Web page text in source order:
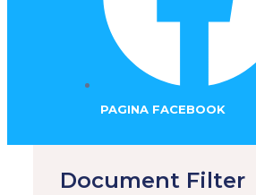
PAGINA FACEBOOK
Document Filter